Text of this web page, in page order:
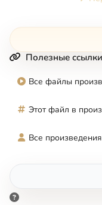
Полезные ссылки
Все файлы
Этот файл в
Все